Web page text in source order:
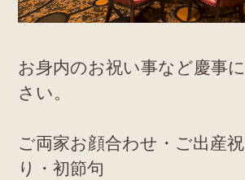
お身内のお祝い事など慶事
さい。
ご両家お顔合わせ・ご出産
り・初節句